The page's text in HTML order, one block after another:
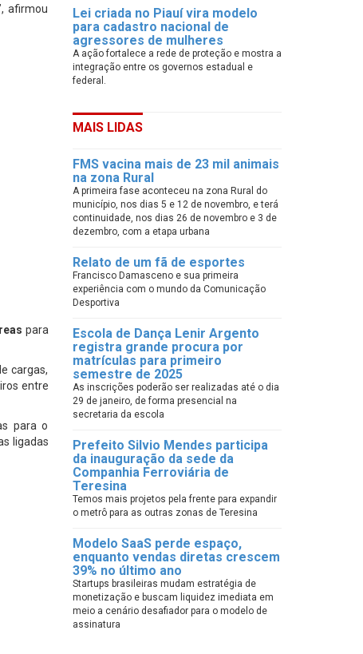
afirmou
para
cargas,
entre
para o
ligadas
Lei criada no Piauí vira modelo
para cadastro nacional de
agressores de mulheres
A ação fortalece a rede de proteção e mostra a
integração entre os governos estadual e
federal.
MAIS LIDAS
FMS vacina mais de 23 mil animais
na zona Rural
A primeira fase aconteceu na zona Rural do
município, nos dias 5 e 12 de novembro, e terá
continuidade, nos dias 26 de novembro e 3 de
dezembro, com a etapa urbana
Relato de um fã de esportes
Francisco Damasceno e sua primeira
experiência com o mundo da Comunicação
Desportiva
Escola de Dança Lenir Argento
registra grande procura por
matrículas para primeiro
semestre de 2025
As inscrições poderão ser realizadas até o dia
29 de janeiro, de forma presencial na
secretaria da escola
Prefeito Silvio Mendes participa
da inauguração da sede da
Companhia Ferroviária de
Teresina
Temos mais projetos pela frente para expandir
o metrô para as outras zonas de Teresina
Modelo SaaS perde espaço,
enquanto vendas diretas crescem
39% no último ano
Startups brasileiras mudam estratégia de
monetização e buscam liquidez imediata em
meio a cenário desafiador para o modelo de
assinatura